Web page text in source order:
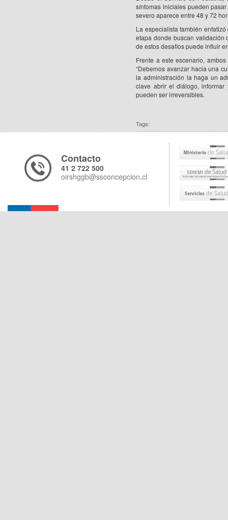
síntomas iniciales pueden
severo aparece entre 48 y 72
La especialista también
etapa donde buscan validación
de estos desafíos puede influir
Frente a este escenario,
“Debemos avanzar hacia una
la administración la haga un
clave abrir el diálogo, informar
pueden ser irreversibles.
Tags:
Contacto
41 2 722 500
oirshggb@ssconcepcion.cl